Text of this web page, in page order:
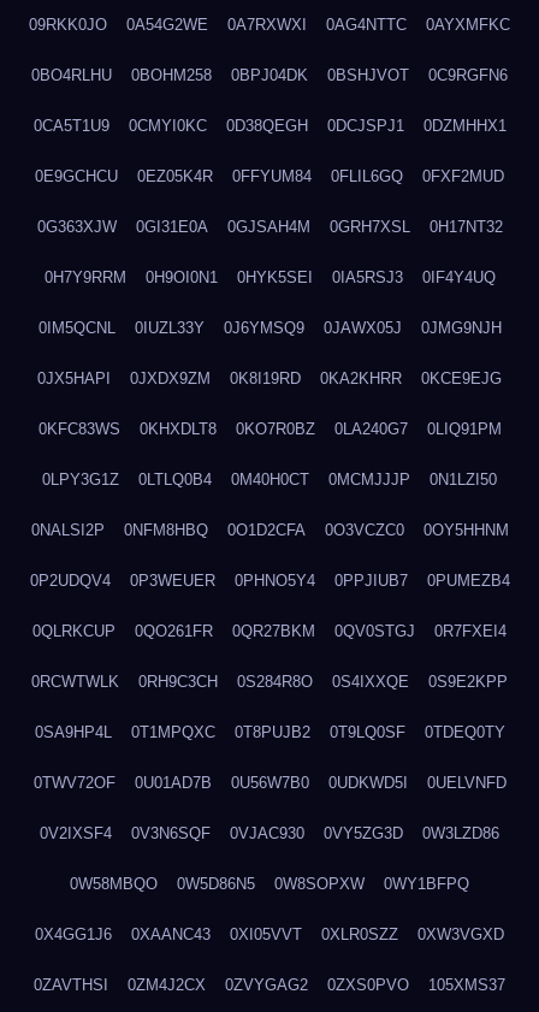
09RKK0JO 0A54G2WE 0A7RXWXI 0AG4NTTC 0AYXMFKC
0BO4RLHU 0BOHM258 0BPJ04DK 0BSHJVOT 0C9RGFN6
0CA5T1U9 0CMYI0KC 0D38QEGH 0DCJSPJ1 0DZMHHX1
0E9GCHCU 0EZ05K4R 0FFYUM84 0FLIL6GQ 0FXF2MUD
0G363XJW 0GI31E0A 0GJSAH4M 0GRH7XSL 0H17NT32
0H7Y9RRM 0H9OI0N1 0HYK5SEI 0IA5RSJ3 0IF4Y4UQ
0IM5QCNL 0IUZL33Y 0J6YMSQ9 0JAWX05J 0JMG9NJH
0JX5HAPI 0JXDX9ZM 0K8I19RD 0KA2KHRR 0KCE9EJG
0KFC83WS 0KHXDLT8 0KO7R0BZ 0LA240G7 0LIQ91PM
0LPY3G1Z 0LTLQ0B4 0M40H0CT 0MCMJJJP 0N1LZI50
0NALSI2P 0NFM8HBQ 0O1D2CFA 0O3VCZC0 0OY5HHNM
0P2UDQV4 0P3WEUER 0PHNO5Y4 0PPJIUB7 0PUMEZB4
0QLRKCUP 0QO261FR 0QR27BKM 0QV0STGJ 0R7FXEI4
0RCWTWLK 0RH9C3CH 0S284R8O 0S4IXXQE 0S9E2KPP
0SA9HP4L 0T1MPQXC 0T8PUJB2 0T9LQ0SF 0TDEQ0TY
0TWV72OF 0U01AD7B 0U56W7B0 0UDKWD5I 0UELVNFD
0V2IXSF4 0V3N6SQF 0VJAC930 0VY5ZG3D 0W3LZD86
0W58MBQO 0W5D86N5 0W8SOPXW 0WY1BFPQ
0X4GG1J6 0XAANC43 0XI05VVT 0XLR0SZZ 0XW3VGXD
0ZAVTHSI 0ZM4J2CX 0ZVYGAG2 0ZXS0PVO 105XMS37